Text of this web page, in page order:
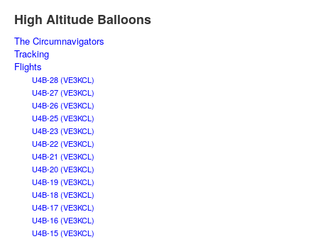
High Altitude Balloons
The Circumnavigators
Tracking
Flights
U4B-28 (VE3KCL)
U4B-27 (VE3KCL)
U4B-26 (VE3KCL)
U4B-25 (VE3KCL)
U4B-23 (VE3KCL)
U4B-22 (VE3KCL)
U4B-21 (VE3KCL)
U4B-20 (VE3KCL)
U4B-19 (VE3KCL)
U4B-18 (VE3KCL)
U4B-17 (VE3KCL)
U4B-16 (VE3KCL)
U4B-15 (VE3KCL)